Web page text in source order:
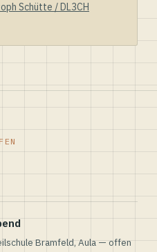
Schütte / DL3CH
Bramfeld, Aula — offen